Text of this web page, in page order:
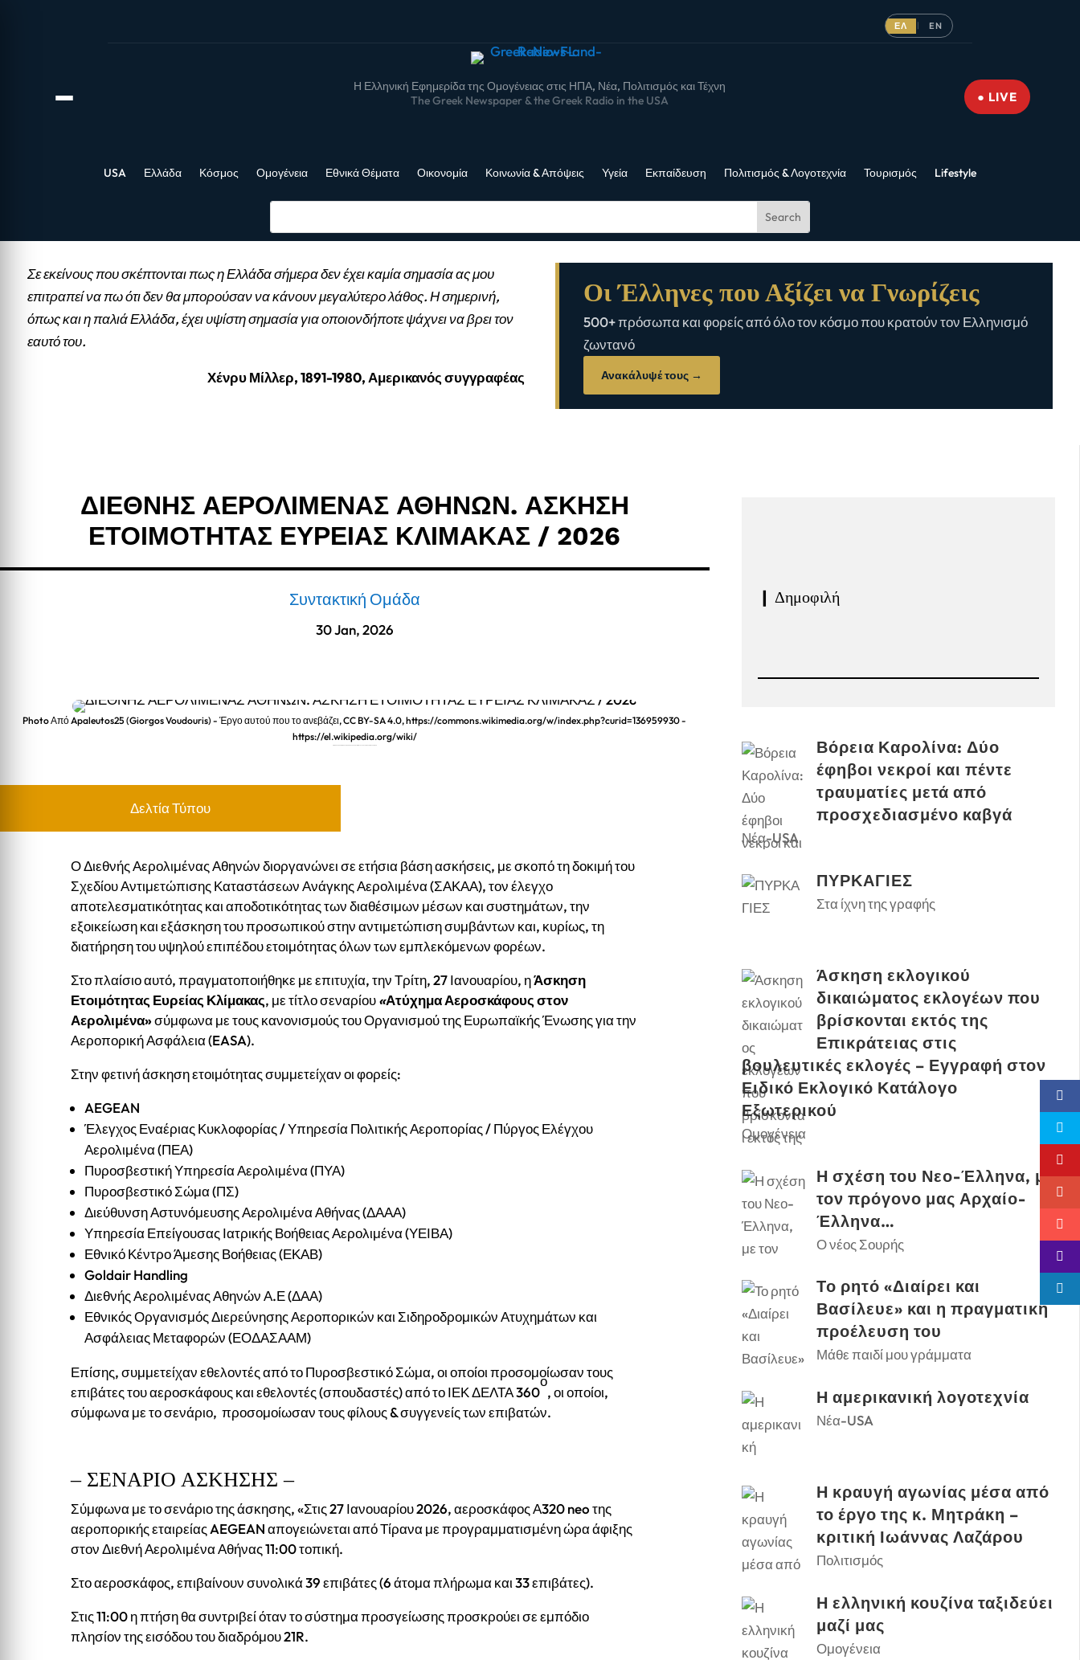
ΕΛ | EN
Η Ελληνική Εφημερίδα της Ομογένειας στις ΗΠΑ, Νέα, Πολιτισμός και Τέχνη
The Greek Newspaper & the Greek Radio in the USA
● LIVE
USA Ελλάδα Κόσμος Ομογένεια Εθνικά Θέματα Οικονομία Κοινωνία & Απόψεις Υγεία Εκπαίδευση Πολιτισμός & Λογοτεχνία Τουρισμός Lifestyle
Σε εκείνους που σκέπτονται πως η Ελλάδα σήμερα δεν έχει καμία σημασία ας μου
επιτραπεί να πω ότι δεν θα μπορούσαν να κάνουν μεγαλύτερο λάθος. Η σημερινή,
όπως και η παλιά Ελλάδα, έχει υψίστη σημασία για οποιονδήποτε ψάχνει να βρει τον
εαυτό του.
Χένρυ Μίλλερ, 1891-1980, Αμερικανός συγγραφέας
Οι Έλληνες που Αξίζει να Γνωρίζεις
500+ πρόσωπα και φορείς από όλο τον κόσμο που κρατούν τον Ελληνισμό
ζωντανό
Ανακάλυψέ τους →
ΔΙΕΘΝΗΣ ΑΕΡΟΛΙΜΕΝΑΣ ΑΘΗΝΩΝ. ΑΣΚΗΣΗ
ΕΤΟΙΜΟΤΗΤΑΣ ΕΥΡΕΙΑΣ ΚΛΙΜΑΚΑΣ / 2026
Συντακτική Ομάδα
30 Jan, 2026
Photo Από Apaleutos25 (Giorgos Voudouris) - Έργο αυτού που το ανεβάζει, CC BY-SA 4.0, https://commons.wikimedia.org/w/index.php?curid=136959930 -
https://el.wikipedia.org/wiki/
Δελτία Τύπου
Ο Διεθνής Αερολιμένας Αθηνών διοργανώνει σε ετήσια βάση ασκήσεις, με σκοπό τη δοκιμή του
Σχεδίου Αντιμετώπισης Καταστάσεων Ανάγκης Αερολιμένα (ΣΑΚΑΑ), τον έλεγχο
αποτελεσματικότητας και αποδοτικότητας των διαθέσιμων μέσων και συστημάτων, την
εξοικείωση και εξάσκηση του προσωπικού στην αντιμετώπιση συμβάντων και, κυρίως, τη
διατήρηση του υψηλού επιπέδου ετοιμότητας όλων των εμπλεκόμενων φορέων.
Στο πλαίσιο αυτό, πραγματοποιήθηκε με επιτυχία, την Τρίτη, 27 Ιανουαρίου, ηΆσκηση
Ετοιμότητας Ευρείας Κλίμακας, με τίτλο σεναρίου«Ατύχημα Αεροσκάφους στον
Αερολιμένα»σύμφωνα με τους κανονισμούς του Οργανισμού της Ευρωπαϊκής Ένωσης για την
Αεροπορική Ασφάλεια (EASA).
Στην φετινή άσκηση ετοιμότητας συμμετείχαν οι φορείς:
AEGEAN
Έλεγχος Εναέριας Κυκλοφορίας / Υπηρεσία Πολιτικής Αεροπορίας / Πύργος Ελέγχου
Αερολιμένα (ΠΕΑ)
Πυροσβεστική Υπηρεσία Αερολιμένα (ΠΥΑ)
Πυροσβεστικό Σώμα (ΠΣ)
Διεύθυνση Αστυνόμευσης Αερολιμένα Αθήνας (ΔΑΑΑ)
Υπηρεσία Επείγουσας Ιατρικής Βοήθειας Αερολιμένα (ΥΕΙΒΑ)
Εθνικό Κέντρο Άμεσης Βοήθειας (ΕΚΑΒ)
Goldair Handling
Διεθνής Αερολιμένας Αθηνών Α.Ε (ΔΑΑ)
Εθνικός Οργανισμός Διερεύνησης Αεροπορικών και Σιδηροδρομικών Ατυχημάτων και
Ασφάλειας Μεταφορών (ΕΟΔΑΣΑΑΜ)
Επίσης, συμμετείχαν εθελοντές από το Πυροσβεστικό Σώμα, οι οποίοι προσομοίωσαν τους
επιβάτες του αεροσκάφους και εθελοντές (σπουδαστές) από το ΙΕΚ ΔΕΛΤΑ 360
ο
, οι οποίοι,
σύμφωνα με το σενάριο, προσομοίωσαν τους φίλους & συγγενείς των επιβατών.
– ΣΕΝΑΡΙΟ ΑΣΚΗΣΗΣ –
Σύμφωνα με το σενάριο της άσκησης, «Στις 27 Ιανουαρίου 2026, αεροσκάφος Α320 neo της
αεροπορικής εταιρείας AEGEAN απογειώνεται από Τίρανα με προγραμματισμένη ώρα άφιξης
στον Διεθνή Αερολιμένα Αθήνας 11:00 τοπική.
Στο αεροσκάφος, επιβαίνουν συνολικά 39 επιβάτες (6 άτομα πλήρωμα και 33 επιβάτες).
Στις 11:00 η πτήση θα συντριβεί όταν το σύστημα προσγείωσης προσκρούει σε εμπόδιο
πλησίον της εισόδου του διαδρόμου 21R.
❙ Δημοφιλή
Βόρεια Καρολίνα: Δύο
έφηβοι νεκροί και πέντε
τραυματίες μετά από
προσχεδιασμένο καβγά
Νέα-USA
ΠΥΡΚΑΓΙΕΣ
Στα ίχνη της γραφής
Άσκηση εκλογικού
δικαιώματος εκλογέων που
βρίσκονται εκτός της
Επικράτειας στις
βουλευτικές εκλογές – Εγγραφή στον
Ειδικό Εκλογικό Κατάλογο
Εξωτερικού
Ομογένεια
Η σχέση του Νεο-Έλληνα, με
τον πρόγονο μας Αρχαίο-
Έλληνα…
Ο νέος Σουρής
Το ρητό «Διαίρει και
Βασίλευε» και η πραγματική
προέλευση του
Μάθε παιδί μου γράμματα
Η αμερικανική λογοτεχνία
Νέα-USA
Η κραυγή αγωνίας μέσα από
το έργο της κ. Μητράκη –
κριτική Ιωάννας Λαζάρου
Πολιτισμός
Η ελληνική κουζίνα ταξιδεύει
μαζί μας
Ομογένεια